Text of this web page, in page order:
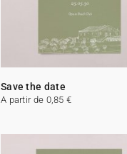
Save the date
A partir de 0,85 €